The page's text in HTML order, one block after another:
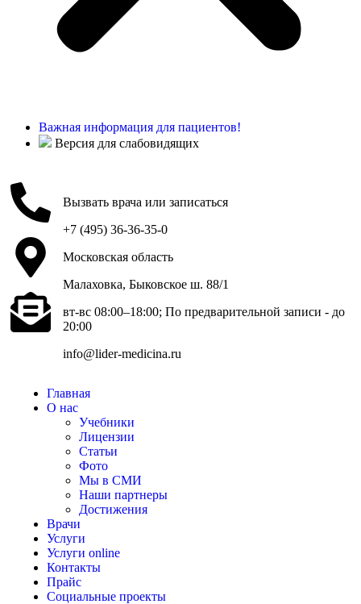
Важная информация для пациентов!
Версия для слабовидящих
Вызвать врача или записаться
+7 (495) 36-36-35-0
Московская область
Малаховка, Быковское ш. 88/1
вт-вс 08:00–18:00; По предварительной записи - до
20:00
info@lider-medicina.ru
Главная
О нас
Учебники
Лицензии
Статьи
Фото
Мы в СМИ
Наши партнеры
Достижения
Врачи
Услуги
Услуги online
Контакты
Прайс
Социальные проекты